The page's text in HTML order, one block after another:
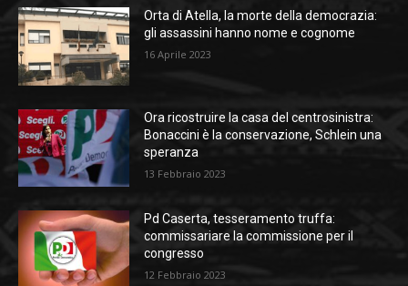
Orta di Atella, la morte della democrazia:
gli assassini hanno nome e cognome
16 Aprile 2023
Ora ricostruire la casa del centrosinistra:
Bonaccini è la conservazione, Schlein una
speranza
13 Febbraio 2023
Pd Caserta, tesseramento truffa:
commissariare la commissione per il
congresso
12 Febbraio 2023